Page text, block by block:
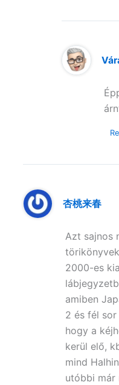
杏桃来春
Azt sajnos
2000-es
amiben
2 és fél
hogy a
kerül elő,
mind
utóbbi már